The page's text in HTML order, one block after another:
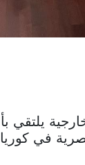
يلتقي
في كوريا